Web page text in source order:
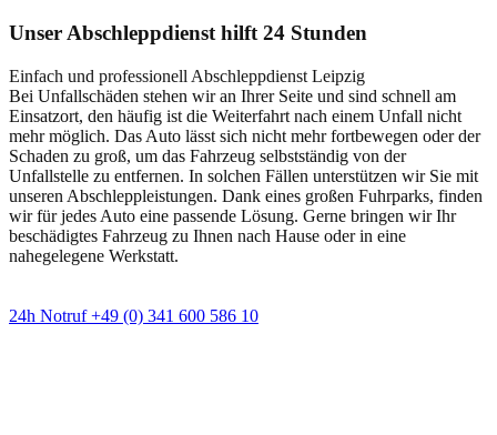
Unser Abschleppdienst hilft 24 Stunden
Einfach und professionell Abschleppdienst Leipzig
Bei Unfallschäden stehen wir an Ihrer Seite und sind schnell am
Einsatzort, den häufig ist die Weiterfahrt nach einem Unfall nicht
mehr möglich. Das Auto lässt sich nicht mehr fortbewegen oder der
Schaden zu groß, um das Fahrzeug selbstständig von der
Unfallstelle zu entfernen. In solchen Fällen unterstützen wir Sie mit
unseren Abschleppleistungen. Dank eines großen Fuhrparks, finden
wir für jedes Auto eine passende Lösung. Gerne bringen wir Ihr
beschädigtes Fahrzeug zu Ihnen nach Hause oder in eine
nahegelegene Werkstatt.
24h Notruf +49 (0) 341 600 586 10